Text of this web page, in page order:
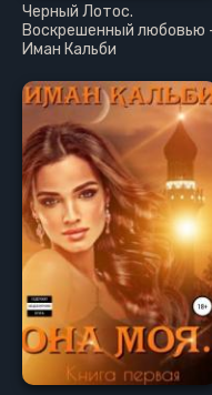
28
29
30
31
32
33
34
35
36
37
Черный Лотос.
Воскрешенный любовью
Иман Кальби